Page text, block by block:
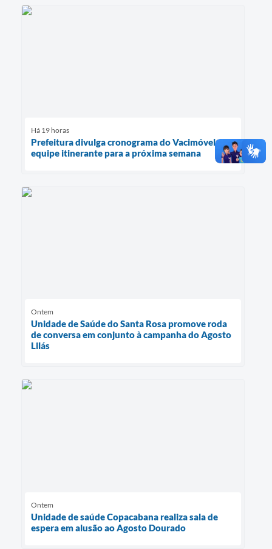
Há 19 horas
Prefeitura divulga cronograma do Vacimóvel e da
equipe itinerante para a próxima semana
Ontem
Unidade de Saúde do Santa Rosa promove roda
de conversa em conjunto à campanha do Agosto
Lilás
Ontem
Unidade de saúde Copacabana realiza sala de
espera em alusão ao Agosto Dourado